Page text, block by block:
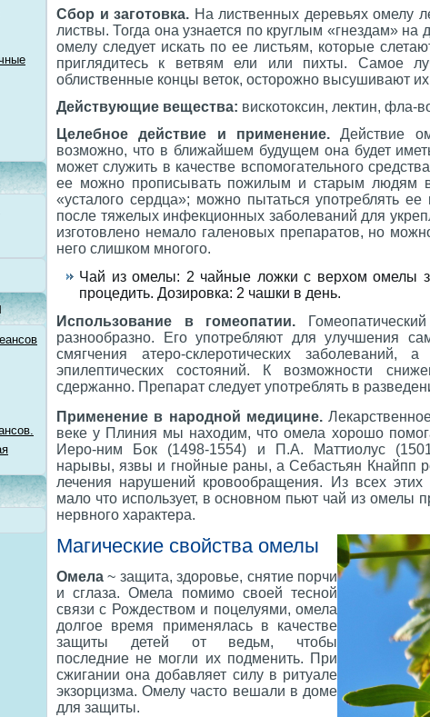
Сбор и заготовка. На лиственных деревьях омелу
листвы. Тогда она узнается по круглым «гнездам»
омелу следует искать по ее листьям, которые
приглядитесь к ветвям ели или пихты. Самое
облиственные концы веток, осторожно высушивают
Действующие вещества: вискотоксин, лектин,
Целебное действие и применение.Действие
возможно, что в ближайшем будущем она будет
может служить в качестве вспомогательного
ее можно прописывать пожилым и старым людям
«усталого сердца»; можно пытаться употреблять
после тяжелых инфекционных заболеваний для
изготовлено немало галеновых препаратов, но
него слишком многого.
Чай из омелы: 2 чайные ложки с верхом омелы
процедить. Дозировка: 2 чашки в день.
Использование в гомеопатии.
разнообразно. Его употребляют для улучшения
смягчения атеро-склеротических
эпилептических состояний. К возможности
сдержанно. Препарат следует употреблять в
Применение в народной медицине.
веке у Плиния мы находим, что омела хорошо
Иеро-ним Бок (1498-1554) и П.А. Маттиолус
нарывы, язвы и гнойные раны, а Себастьян Кнайпп
лечения нарушений кровообращения. Из всех
мало что использует, в основном пьют чай из омелы
нервного характера.
Магические свойства омелы
Омела ~ защита, здоровье, снятие порчи
и сглаза. Омела помимо своей тесной
связи с Рождеством и поцелуями, омела
долгое время применялась в качестве
защиты детей от ведьм, чтобы
последние не могли их подменить. При
сжигании она добавляет силу в ритуале
экзорцизма. Омелу часто вешали в доме
для защиты.